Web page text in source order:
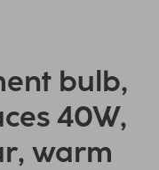
bulb,
40W,
warm